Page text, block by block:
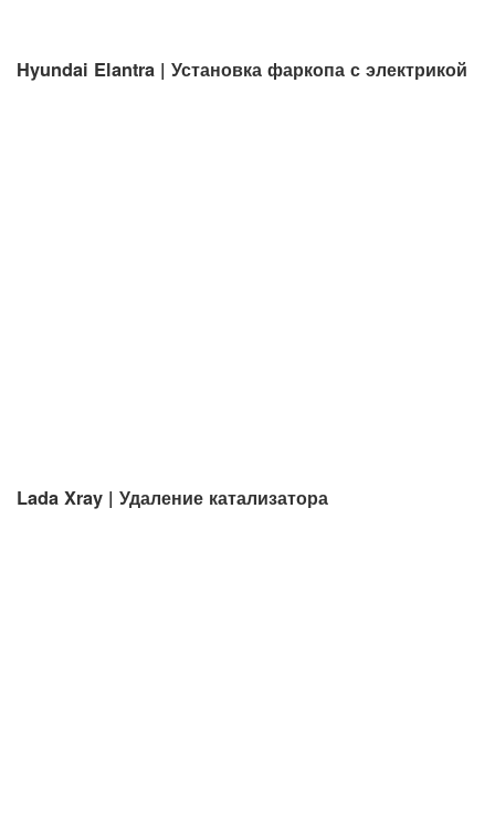
Hyundai Elantra | Установка фаркопа с электрикой
Lada Xray | Удаление катализатора